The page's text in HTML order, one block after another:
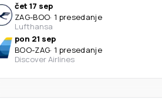
čet 17 sep
ZAG-BOO· 1 presedanje
Lufthansa
pon 21 sep
BOO-ZAG· 1 presedanje
Discover Airlines